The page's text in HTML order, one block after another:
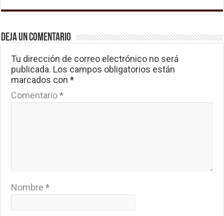
Deja un comentario
Tu dirección de correo electrónico no será
publicada. Los campos obligatorios están
marcados con*
Comentario*
Nombre*